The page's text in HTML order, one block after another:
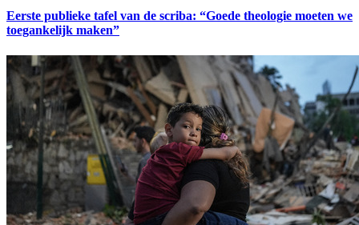
Eerste publieke tafel van de scriba: “Goede theologie moeten we
toegankelijk maken”